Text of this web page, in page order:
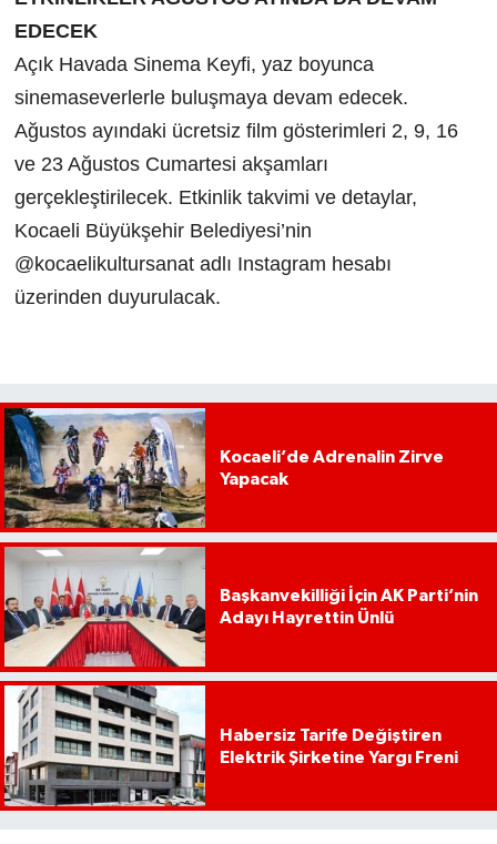
EDECEK
Açık Havada Sinema Keyfi, yaz boyunca
sinemaseverlerle buluşmaya devam edecek.
Ağustos ayındaki ücretsiz film gösterimleri 2, 9, 16
ve 23 Ağustos Cumartesi akşamları
gerçekleştirilecek. Etkinlik takvimi ve detaylar,
Kocaeli Büyükşehir Belediyesi’nin
@kocaelikultursanat adlı Instagram hesabı
üzerinden duyurulacak.
Kocaeli’de Adrenalin Zirve
Yapacak
Başkanvekilliği İçin AK Parti’nin
Adayı Hayrettin Ünlü
Habersiz Tarife Değiştiren
Elektrik Şirketine Yargı Freni